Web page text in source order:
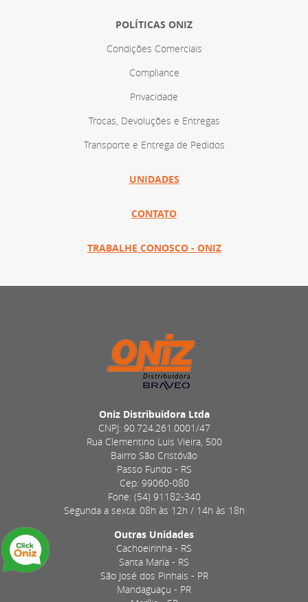
POLÍTICAS ONIZ
Condições Comerciais
Compliance
Privacidade
Trocas, Devoluções e Entregas
Transporte e Entrega de Pedidos
UNIDADES
CONTATO
TRABALHE CONOSCO - ONIZ
Oniz Distribuidora Ltda
CNPJ: 90.724.261.0001/47
Rua Clementino Luis Vieira, 500
Bairro São Cristóvão
Passo Fundo - RS
Cep: 99060-080
Fone: (54) 91182-340
Segunda a sexta: 08h às 12h / 14h às 18h
Outras Unidades
Cachoeirinha - RS
Santa Maria - RS
São José dos Pinhais - PR
Mandaguaçu - PR